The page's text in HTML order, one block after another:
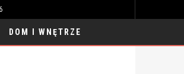
DOM I WNĘTRZE